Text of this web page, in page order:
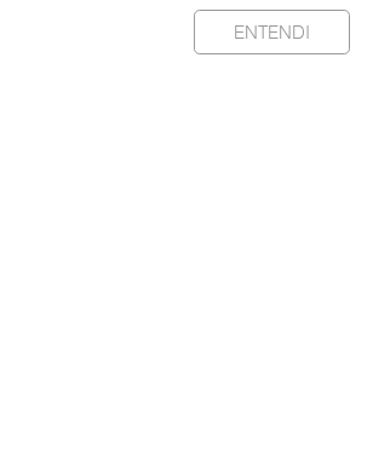
ENTENDI